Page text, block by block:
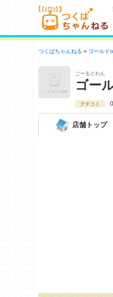
つくばちゃんねる ゴールド
ごーるどわん
ゴー
クチコミ
店舗 トップ